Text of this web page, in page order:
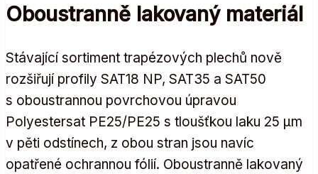
Oboustranně lakovaný materiál
Stávající sortiment trapézových plechů nově
rozšiřují profily SAT18 NP, SAT35 a SAT50
s oboustrannou povrchovou úpravou
Polyestersat PE25/PE25 s tloušťkou laku 25 µm
v pěti odstínech, z obou stran jsou navíc
opatřené ochrannou fólií. Oboustranně lakovaný